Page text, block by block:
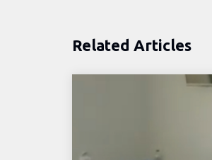
Related Articles